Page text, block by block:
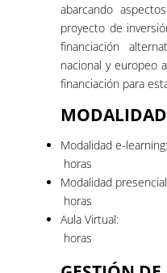
abarcando
proyecto de
financiación
nacional y europeo
financiación para
MODALIDAD
Modalidad
horas
Modalidad
horas
Aula
horas